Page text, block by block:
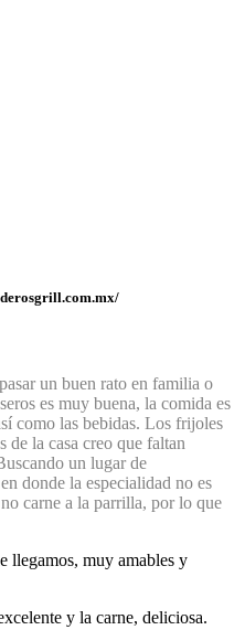
un buen rato en familia o
es muy buena, la comida es
como las bebidas. Los frijoles
de la casa creo que faltan
un lugar de
donde la especialidad no es
carne a la parrilla, por lo que
llegamos, muy amables y
y la carne, deliciosa.